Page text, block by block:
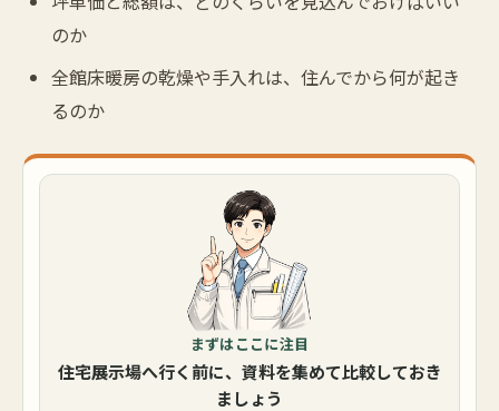
のか
全館床暖房の乾燥や手入れは、住んでから何が起き
るのか
まずはここに注目
住宅展示場へ行く前に、資料を集めて比較しておき
ましょう